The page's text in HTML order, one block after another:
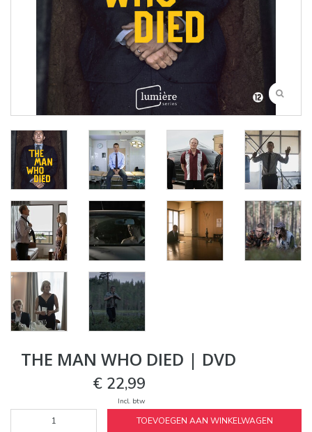
THE MAN WHO DIED | DVD
€ 22,99
Incl. btw
TOEVOEGEN AAN WINKELWAGEN